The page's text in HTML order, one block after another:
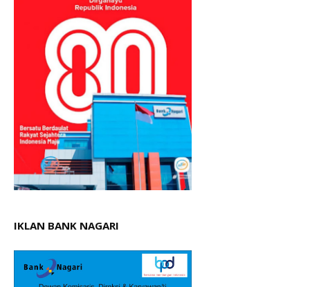
IKLAN BANK NAGARI